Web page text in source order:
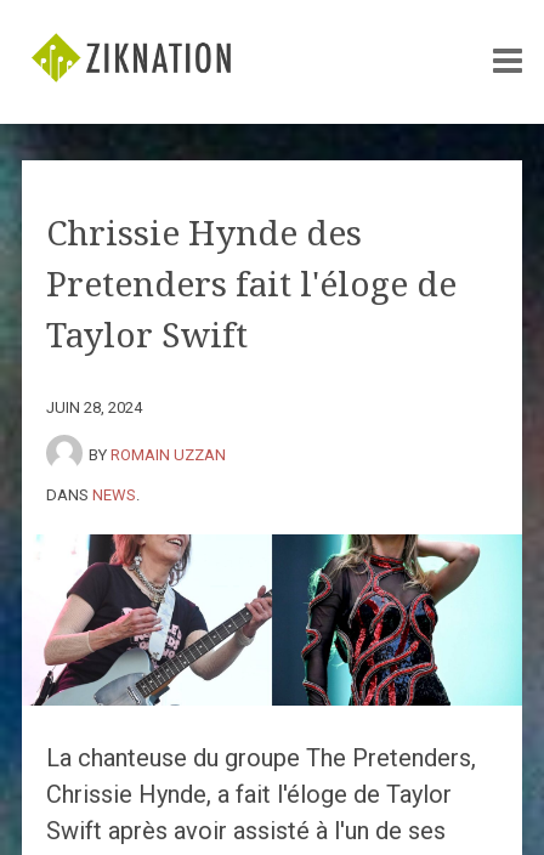
Chrissie Hynde des
Pretenders fait l'éloge de
Taylor Swift
JUIN 28, 2024
BY ROMAIN UZZAN
DANS NEWS
La chanteuse du groupe The Pretenders,
Chrissie Hynde, a fait l'éloge de Taylor
Swift après avoir assisté à l'un de ses